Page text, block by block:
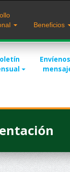
Beneficios